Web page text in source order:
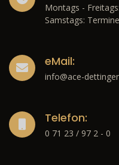
Montags -
Samstags:
eMail:
info@ace-
Telefon:
0 71 23 / 97 2 - 0